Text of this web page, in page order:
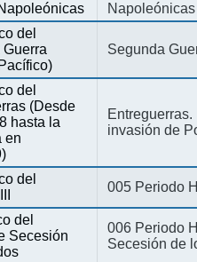
Napoleónicas
del
Segunda
del
(Desde
hasta la
en
invasión de
del
005 Periodo
del
Secesión
006 Periodo
Secesión de